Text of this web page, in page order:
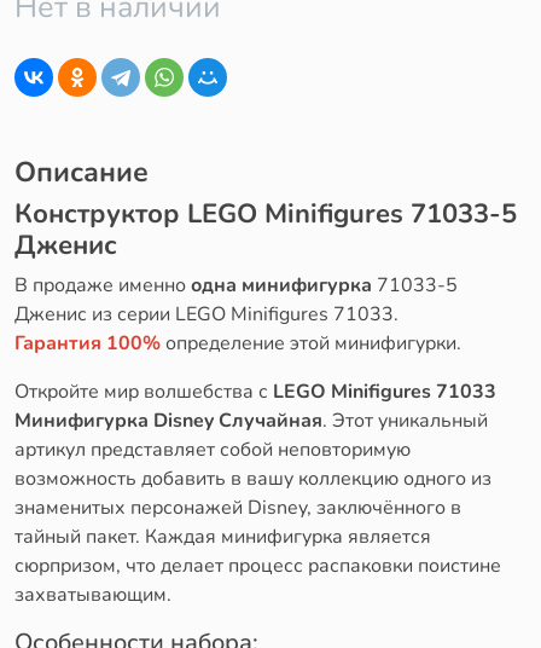
Описание
Конструктор LEGO Minifigures 71033-5
Дженис
В продаже именноодна минифигурка 71033-5
Дженис из серии LEGO Minifigures 71033.
Гарантия 100%определение этой минифигурки.
Откройте мир волшебства с LEGO Minifigures 71033
Минифигурка Disney Случайная. Этот уникальный
артикул представляет собой неповторимую
возможность добавить в вашу коллекцию одного из
знаменитых персонажей Disney, заключённого в
тайный пакет. Каждая минифигурка является
сюрпризом, что делает процесс распаковки поистине
захватывающим.